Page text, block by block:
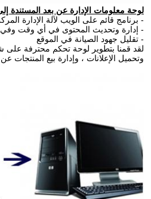
لوحة معلومات الإدارة عن بعد المستندة
- برنامج قائم على الويب لآلة الإدارة
- إدارة وتحديث المحتوى في أي وقت
- تقليل جهود الصيانة في الموقع
لقد قمنا بتطوير لوحة تحكم محترفة على
وتحميل الإعلانات ، وإدارة بيع المنتجات عن